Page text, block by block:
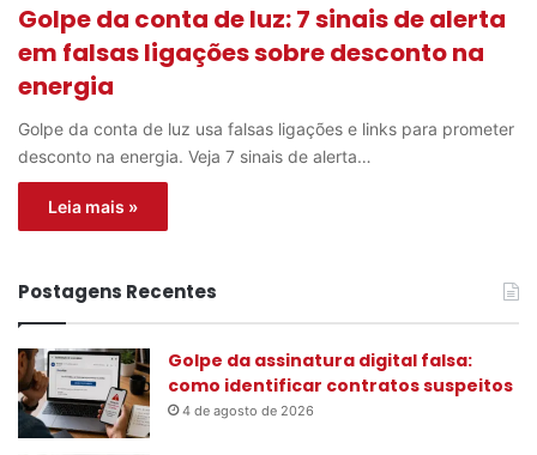
Golpe da conta de luz: 7 sinais de alerta
em falsas ligações sobre desconto na
energia
Golpe da conta de luz usa falsas ligações e links para prometer
desconto na energia. Veja 7 sinais de alerta…
Leia mais »
Postagens Recentes
Golpe da assinatura digital falsa:
como identificar contratos suspeitos
4 de agosto de 2026